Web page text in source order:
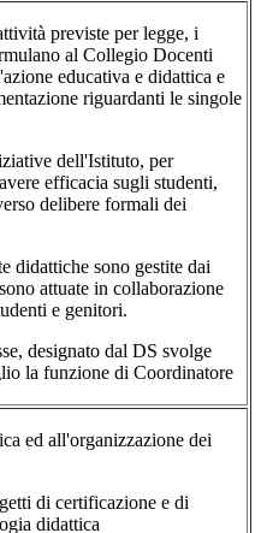
previste per legge, i
al Collegio Docenti
educativa e didattica e
riguardanti le singole
dell'Istituto, per
efficacia sugli studenti,
delibere formali dei
didattiche sono gestite dai
attuate in collaborazione
e genitori.
designato dal DS svolge
la funzione di Coordinatore
ed all'organizzazione dei
di certificazione e di
didattica